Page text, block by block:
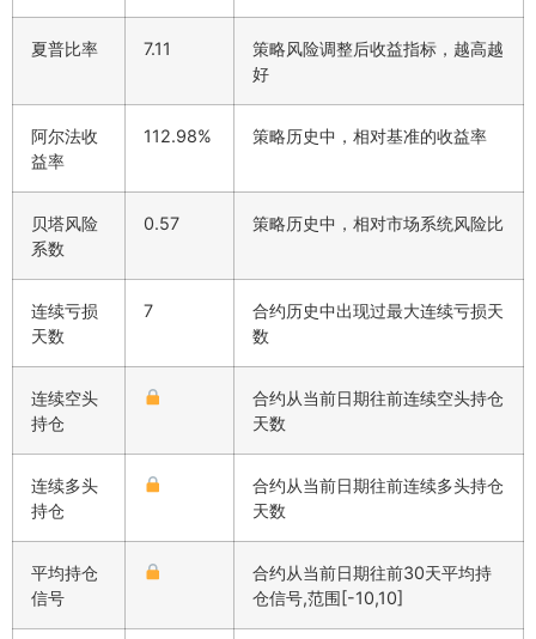
夏普比率 7.11
策略风险调整后收益指标，越高越
好
阿尔法收
益率
112.98% 策略历史中，相对基准的收益率
贝塔风险
系数
0.57 策略历史中，相对市场系统风险比
连续亏损
天数
7
合约历史中出现过最大连续亏损天
数
连续空头
持仓
合约从当前日期往前连续空头持仓
天数
连续多头
持仓
合约从当前日期往前连续多头持仓
天数
平均持仓
信号
合约从当前日期往前30天平均持
仓信号,范围[-10,10]